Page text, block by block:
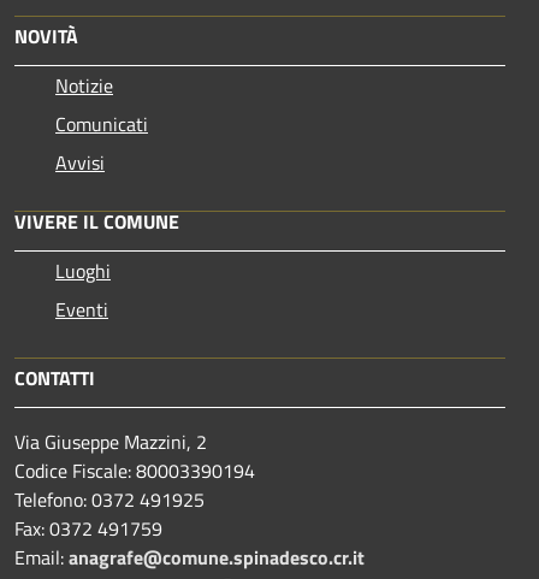
NOVITÀ
Notizie
Comunicati
Avvisi
VIVERE IL COMUNE
Luoghi
Eventi
CONTATTI
Via Giuseppe Mazzini, 2
Codice Fiscale: 80003390194
Telefono:0372 491925
Fax:0372 491759
Email:anagrafe@comune.spinadesco.cr.it